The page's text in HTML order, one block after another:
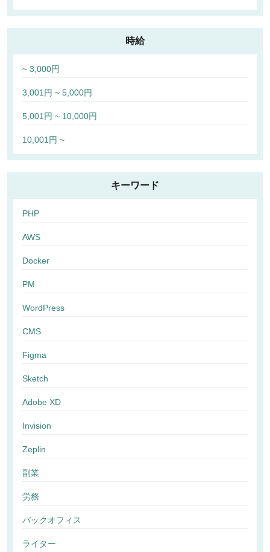
時給
~ 3,000円
3,001円 ~ 5,000円
5,001円 ~ 10,000円
10,001円 ~
キーワード
PHP
AWS
Docker
PM
WordPress
CMS
Figma
Sketch
Adobe XD
Invision
Zeplin
副業
労務
バックオフィス
ライター